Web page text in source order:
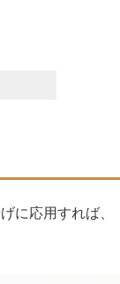
に応用すれば、